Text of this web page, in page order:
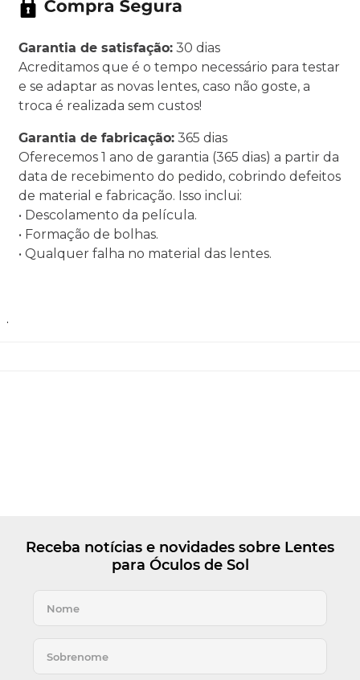
Garantia de satisfação: 30 dias
Acreditamos que é o tempo necessário para testar
e se adaptar as novas lentes, caso não goste, a
troca é realizada sem custos!
Garantia de fabricação: 365 dias
Oferecemos 1 ano de garantia (365 dias) a partir da
data de recebimento do pedido, cobrindo defeitos
de material e fabricação. Isso inclui:
• Descolamento da película.
• Formação de bolhas.
• Qualquer falha no material das lentes.
.
Receba notícias e novidades sobre Lentes
para Óculos de Sol